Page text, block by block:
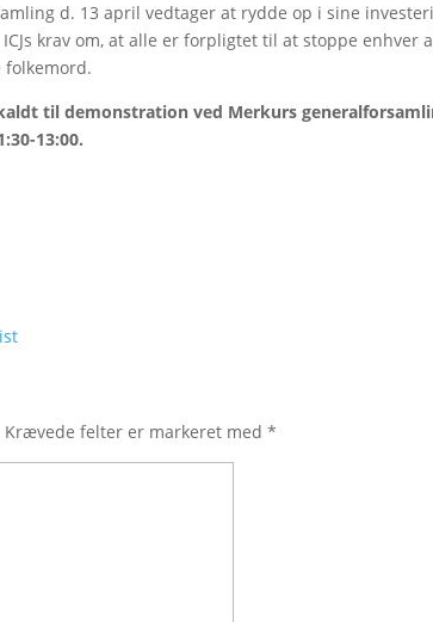
d. 13 april vedtager at rydde op i sine
krav om, at alle er forpligtet til at stoppe enhver
til demonstration ved Merkurs
13:00.
Krævede felter er markeret med*